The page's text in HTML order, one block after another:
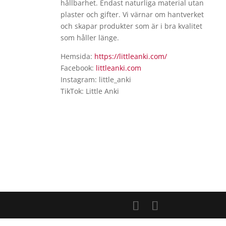
hållbarhet. Endast naturliga material utan
plaster och gifter. Vi värnar om hantverket
och skapar produkter som är i bra kvalitet
som håller länge.
Hemsida: https://littleanki.com/
Facebook: littleanki.com
Instagram: little_anki
TikTok: Little Anki